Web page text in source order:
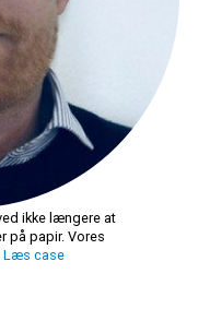
ikke længere at
på papir. Vores
Læs case